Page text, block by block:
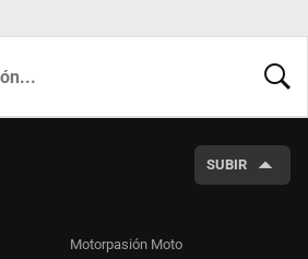
SUBIR
Motorpasión Moto